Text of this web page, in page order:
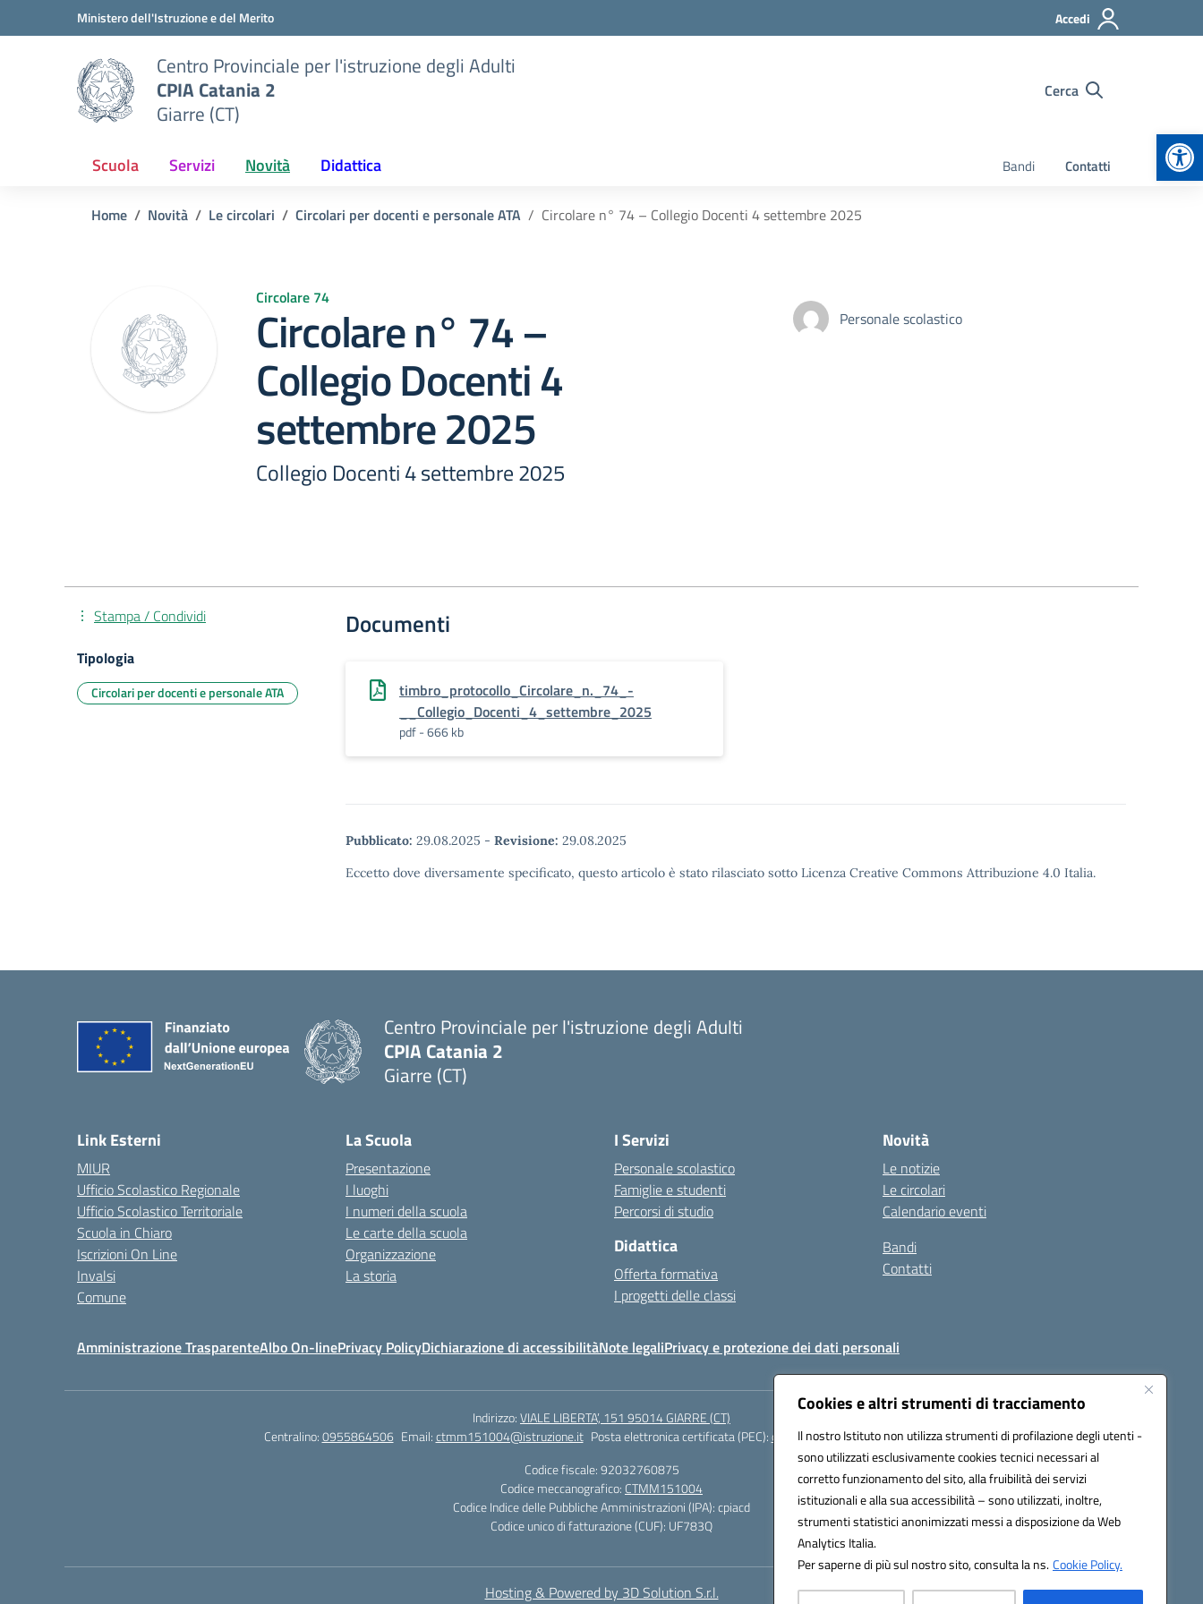
Cookies e altri strumenti di tracciamento
Il nostro Istituto non utilizza strumenti di profilazione degli utenti -
sono utilizzati esclusivamente cookies tecnici necessari al
corretto funzionamento del sito, alla fruibilità dei servizi
istituzionali e alla sua accessibilità – sono utilizzati, inoltre,
strumenti statistici anonimizzati messi a disposizione da Web
Analytics Italia.
Per saperne di più sul nostro sito, consulta la ns.Cookie Policy.
Vai ai contenuti
Vai al menu di navigazioneMinistero dell'Istruzione e del Merito Accedi
Centro Provinciale per l'istruzione degli Adulti
CPIA Catania 2
Giarre (CT)
Cerca
Scuola Servizi Novità Didattica Bandi Contatti
Home Novità Le circolari Circolari per docenti e personale ATA Circolare n° 74 – Collegio Docenti 4 settembre 2025
Circolare 74
Circolare n° 74 –
Collegio Docenti 4
settembre 2025
Collegio Docenti 4 settembre 2025
Personale scolastico
Documenti
timbro_protocollo_Circolare_n._74_-
__Collegio_Docenti_4_settembre_2025
pdf - 666 kb
Pubblicato: 29.08.2025 - Revisione: 29.08.2025
Eccetto dove diversamente specificato, questo articolo è stato rilasciato sotto Licenza Creative Commons Attribuzione 4.0 Italia.
Stampa / Condividi
Tipologia
Circolari per docenti e personale ATA
Centro Provinciale per l'istruzione degli Adulti
CPIA Catania 2
Giarre (CT)
Link Esterni
MIUR
Ufficio Scolastico Regionale
Ufficio Scolastico Territoriale
Scuola in Chiaro
Iscrizioni On Line
Invalsi
Comune
La Scuola
Presentazione
I luoghi
I numeri della scuola
Le carte della scuola
Organizzazione
La storia
I Servizi
Personale scolastico
Famiglie e studenti
Percorsi di studio
Didattica
Offerta formativa
I progetti delle classi
Novità
Le notizie
Le circolari
Calendario eventi
Bandi
Contatti
Amministrazione TrasparenteAlbo On-linePrivacy PolicyDichiarazione di accessibilitàNote legaliPrivacy e protezione dei dati personali
Indirizzo:VIALE LIBERTA’, 151 95014 GIARRE (CT)
Centralino:0955864506 Email:ctmm151004@istruzione.it Posta elettronica certificata (PEC):ctmm151004@pec.istruzione.it
Codice fiscale: 92032760875
Codice meccanografico: CTMM151004
Codice Indice delle Pubbliche Amministrazioni (IPA): cpiacd
Codice unico di fatturazione (CUF): UF783Q
Hosting & Powered by 3D Solution S.r.l.